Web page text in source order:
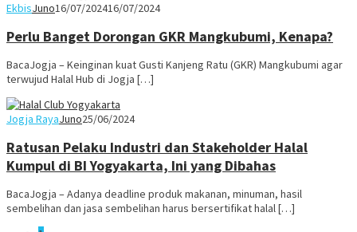
EkbisJuno16/07/202416/07/2024
Perlu Banget Dorongan GKR Mangkubumi, Kenapa?
BacaJogja – Keinginan kuat Gusti Kanjeng Ratu (GKR) Mangkubumi agar
terwujud Halal Hub di Jogja […]
Jogja RayaJuno25/06/2024
Ratusan Pelaku Industri dan Stakeholder Halal
Kumpul di BI Yogyakarta, Ini yang Dibahas
BacaJogja – Adanya deadline produk makanan, minuman, hasil
sembelihan dan jasa sembelihan harus bersertifikat halal […]